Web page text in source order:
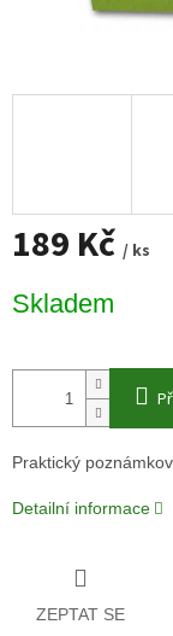
189 Kč / ks
cena:
Skladem
Praktický
Detailní informace
ZEPTAT SE